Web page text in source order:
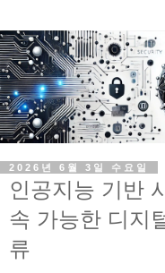
2026년 6월 3일 수요일
인공지능 기반
속 가능한 디지
류